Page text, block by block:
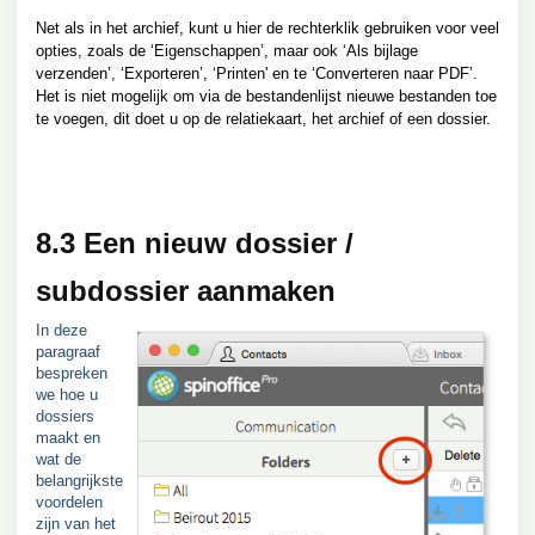
Net als in het archief, kunt u hier de rechterklik gebruiken voor veel
opties, zoals de ‘Eigenschappen’, maar ook ‘Als bijlage
verzenden’, ‘Exporteren’, ‘Printen' en te ‘Converteren naar PDF’.
Het is niet mogelijk om via de bestandenlijst nieuwe bestanden toe
te voegen, dit doet u op de relatiekaart, het archief of een dossier.
8.3 Een nieuw dossier /
subdossier aanmaken
In deze
paragraaf
bespreken
we hoe u
dossiers
maakt en
wat de
belangrijkste
voordelen
zijn van het